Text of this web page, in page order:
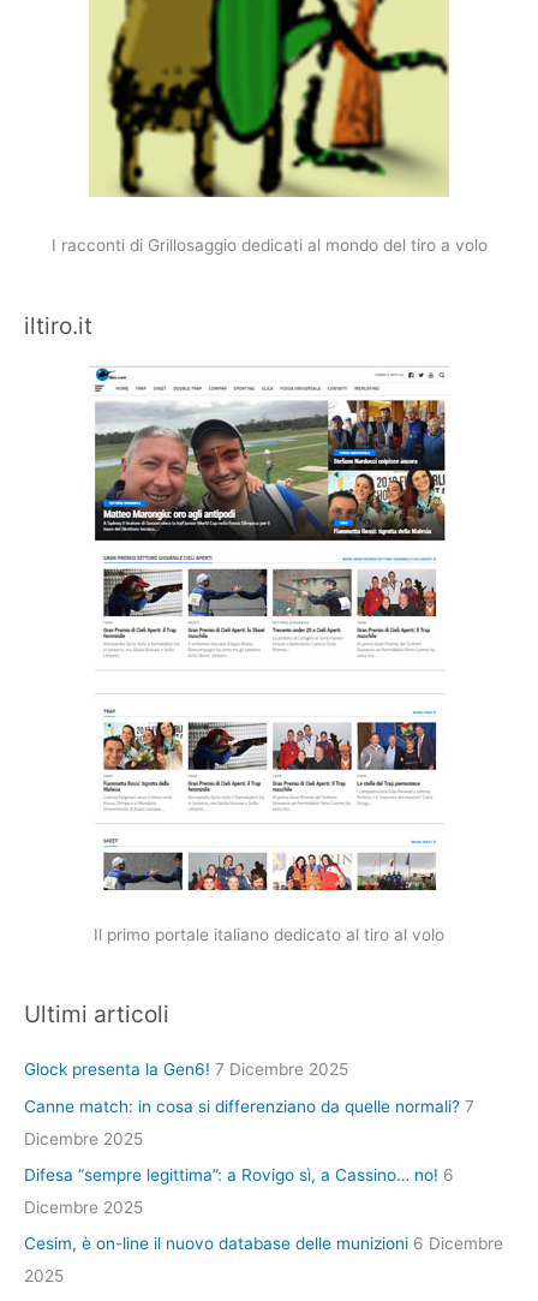
I racconti di Grillosaggio dedicati al mondo del tiro a volo
iltiro.it
Il primo portale italiano dedicato al tiro al volo
Ultimi articoli
Glock presenta la Gen6! 7 Dicembre 2025
Canne match: in cosa si differenziano da quelle normali? 7
Dicembre 2025
Difesa “sempre legittima”: a Rovigo sì, a Cassino… no! 6
Dicembre 2025
Cesim, è on-line il nuovo database delle munizioni 6 Dicembre
2025